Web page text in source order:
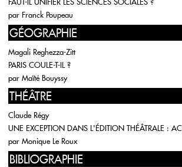
par Franck Poupeau
GÉOGRAPHIE
Magali Reghezza-Zitt
PARIS COULE-T-IL ?
par Maïté Bouyssy
THÉÂTRE
Claude Régy
UNE EXCEPTION DANS L'ÉDITION THÉÂTRALE :
par Monique Le Roux
BIBLIOGRAPHIE